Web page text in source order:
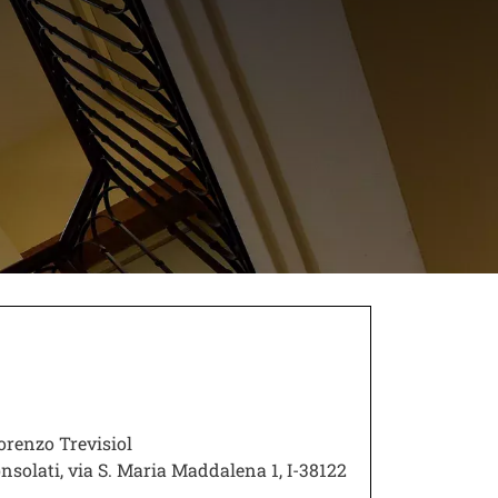
Trevisiol
via S. Maria Maddalena 1, I-38122